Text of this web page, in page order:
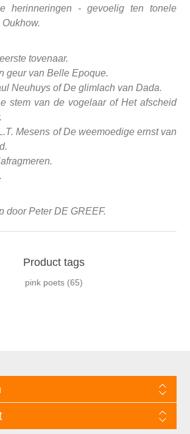
herinneringen - gevoelig ten tonele
Oukhow.
tovenaar.
geur van Belle Epoque.
Neuhuys of De glimlach van Dada.
stem van de vogelaar of Het afscheid
Mesens of De weemoedige ernst van
door Peter DE GREEF.
Product tags
pink poets (65)